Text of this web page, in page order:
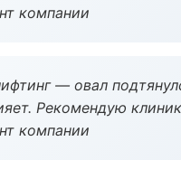
компании
— овал
Рекомендую
компании